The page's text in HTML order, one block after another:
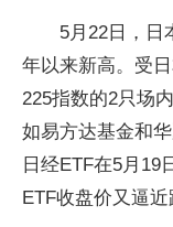
5月22日，日
年以来新高。受
225指数的2只场
如易方达基金和
日经ETF在5月19
ETF收盘价又逼近